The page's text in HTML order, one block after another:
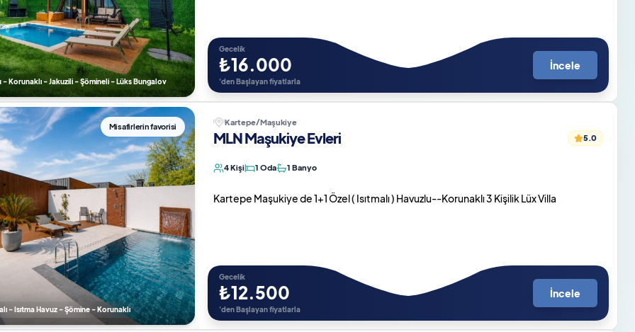
- Korunaklı - Jakuzili - Şömineli - Lüks Bungalov
Gecelik
₺16.000
'den Başlayan fiyatlarla
İncele
Misafirlerin favorisi
- Isıtma Havuz - Şömine - Korunaklı
Kartepe/Maşukiye
MLN Maşukiye Evleri 5.0
4 Kişi 1 Oda 1 Banyo
Kartepe Maşukiye de 1+1 Özel ( Isıtmalı ) Havuzlu--Korunaklı 3 Kişilik Lüx Villa
Gecelik
₺12.500
'den Başlayan fiyatlarla
İncele